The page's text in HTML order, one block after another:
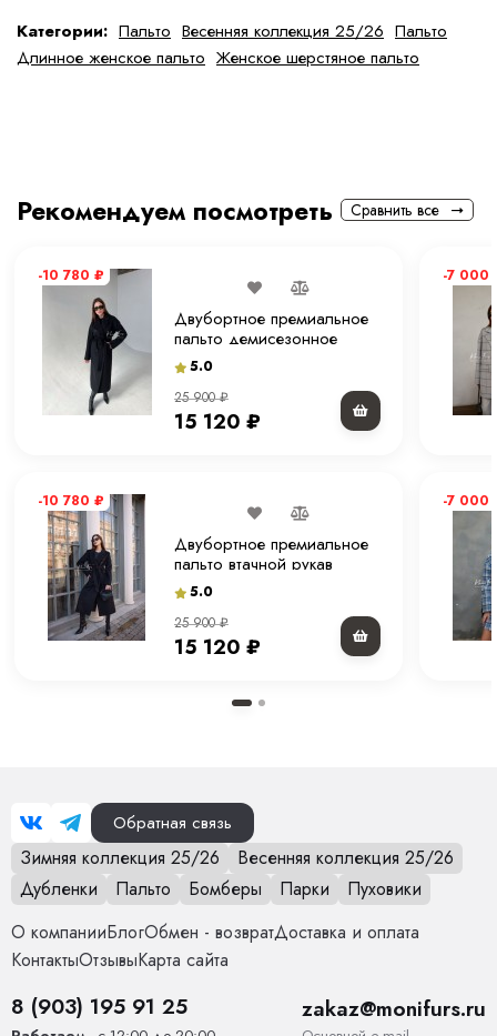
Категории: Пальто Весенняя коллекция 25/26 Пальто
Длинное женское пальто Женское шерстяное пальто
Рекомендуем посмотреть Сравнить все
-10 780 ₽
Двубортное премиальное
пальто демисезонное
"чёрное" 115 см.
5.0
25 900₽
15 120 ₽
-10 780 ₽
Двубортное премиальное
пальто втачной рукав
"черное" 120 см.
5.0
25 900₽
15 120 ₽
-7 000
-7 000
Обратная связь
Зимняя коллекция 25/26
Весенняя коллекция 25/26
Дубленки
Пальто Бомберы Парки
Пуховики
О компанииБлогОбмен - возвратДоставка и оплата
КонтактыОтзывыКарта сайта
8 (903) 195 91 25 zakaz@monifurs.ru